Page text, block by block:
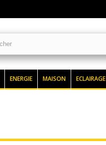
ENERGIE MAISON ECLAIRAGE